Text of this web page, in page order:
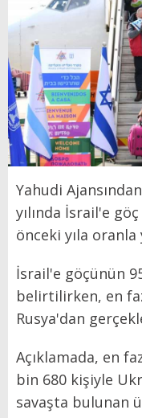
Yahudi
yılında İsrail'e
önceki yıla oranla
İsrail'e göçünün
belirtilirken, en
Rusya'dan
Açıklamada, en
bin 680 kişiyle
savaşta bulunan